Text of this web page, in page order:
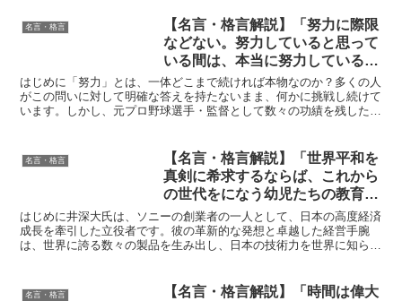
名言・格言
【名言・格言解説】「努力に際限
などない。努力していると思って
いる間は、本当に努力しているの
ではない。努力しているという意
識が消え、唯一心になって初めて
努力といえるのだ。」by 川上哲
はじめに「努力」とは、一体どこまで続ければ本物なのか？多くの人
がこの問いに対して明確な答えを持たないまま、何かに挑戦し続けて
います。しかし、元プロ野球選手・監督として数々の功績を残した川
名言・格言
【名言・格言解説】「世界平和を
真剣に希求するならば、これから
の世代をになう幼児たちの教育に
もっと重点をおき、むしろそれに
賭けるくらいの心がけが必要なの
ではないでしょうか。」by 井深
はじめに井深大氏は、ソニーの創業者の一人として、日本の高度経済
成長を牽引した立役者です。彼の革新的な発想と卓越した経営手腕
は、世界に誇る数々の製品を生み出し、日本の技術力を世界に知らし
名言・格言
【名言・格言解説】「時間は偉大